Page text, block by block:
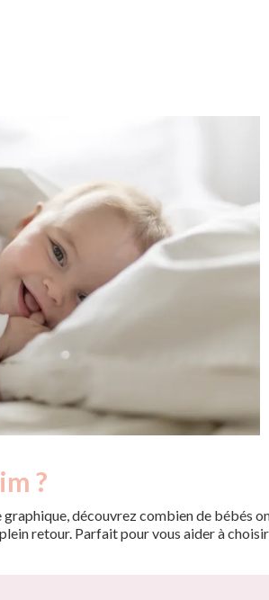
?
graphique, découvrez combien de bébés
retour. Parfait pour vous aider à